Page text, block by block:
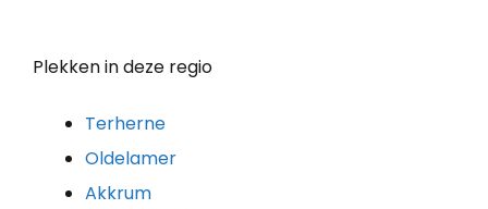
Plekken in deze regio
Terherne
Oldelamer
Akkrum